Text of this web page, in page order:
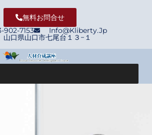
902-7153 Info@Kliberty.Jp
山口県山口市七尾台１３−１
無料お問合せ